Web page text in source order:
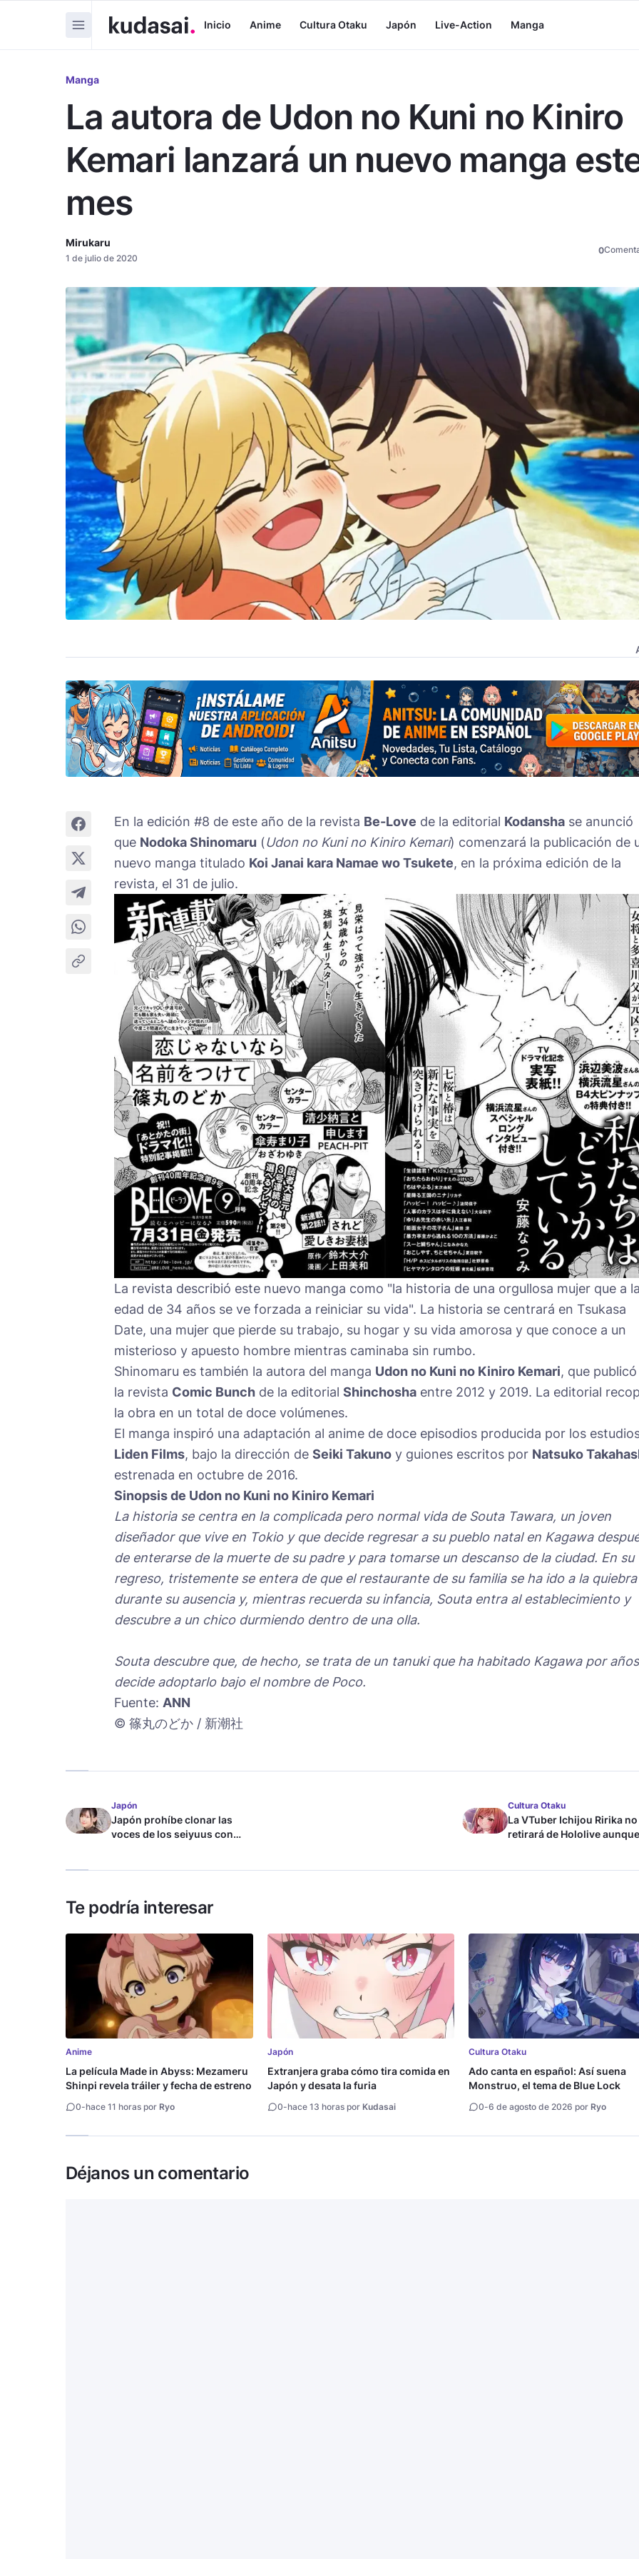
Inicio Anime Cultura Otaku Japón Live-Action Manga
Manga
La autora de Udon no Kuni no Kiniro
Kemari lanzará un nuevo manga
mes
Mirukaru
1 de julio de 2020
0
En la edición #8 de este año de la revista Be-Love de la editorial Kodansha se anunció
que Nodoka Shinomaru (Udon no Kuni no Kiniro Kemari) comenzará la publicación de
nuevo manga titulado Koi Janai kara Namae wo Tsukete, en la próxima edición de la
revista, el 31 de julio.
La revista describió este nuevo manga como "la historia de una orgullosa mujer que a la
edad de 34 años se ve forzada a reiniciar su vida". La historia se centrará en Tsukasa
Date, una mujer que pierde su trabajo, su hogar y su vida amorosa y que conoce a un
misterioso y apuesto hombre mientras caminaba sin rumbo.
Shinomaru es también la autora del manga Udon no Kuni no Kiniro Kemari, que
la revista Comic Bunch de la editorial Shinchosha entre 2012 y 2019. La editorial
la obra en un total de doce volúmenes.
El manga inspiró una adaptación al anime de doce episodios producida por los
Liden Films, bajo la dirección de Seiki Takuno y guiones escritos por Natsuko
estrenada en octubre de 2016.
Sinopsis de Udon no Kuni no Kiniro Kemari
La historia se centra en la complicada pero normal vida de Souta Tawara, un joven
diseñador que vive en Tokio y que decide regresar a su pueblo natal en Kagawa
de enterarse de la muerte de su padre y para tomarse un descanso de la ciudad. En su
regreso, tristemente se entera de que el restaurante de su familia se ha ido a la quiebra
durante su ausencia y, mientras recuerda su infancia, Souta entra al establecimiento y
descubre a un chico durmiendo dentro de una olla.
Souta descubre que, de hecho, se trata de un tanuki que ha habitado Kagawa por
decide adoptarlo bajo el nombre de Poco.
Fuente: ANN
© 篠丸のどか / 新潮社
Japón
Japón prohíbe clonar las
voces de los seiyuus con
Cultura Otaku
La VTuber Ichijou Ririka no
retirará de Hololive
Te podría interesar
Anime
La película Made in Abyss: Mezameru
Shinpi revela tráiler y fecha de estreno
0-hace 11 horas por Ryo
Japón
Extranjera graba cómo tira comida en
Japón y desata la furia
0-hace 13 horas por Kudasai
Cultura Otaku
Ado canta en español: Así suena
Monstruo, el tema de Blue Lock
0-6 de agosto de 2026 por Ryo
Déjanos un comentario